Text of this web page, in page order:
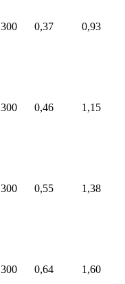
300 0,37 0,93
300 0,46 1,15
300 0,55 1,38
300 0,64 1,60